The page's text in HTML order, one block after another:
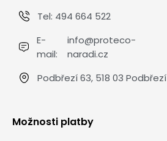
Tel: 494 664 522
E-
mail:
info@proteco-
naradi.cz
Podbřezí 63, 518 03 Podbřezí
Možnosti platby